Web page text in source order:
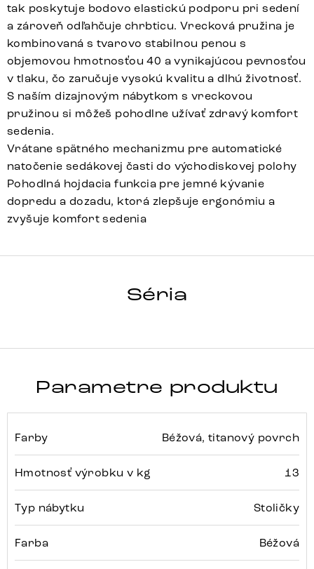
tak poskytuje bodovo elastickú podporu pri sedení
a zároveň odľahčuje chrbticu. Vrecková pružina je
kombinovaná s tvarovo stabilnou penou s
objemovou hmotnosťou 40 a vynikajúcou pevnosťou
v tlaku, čo zaručuje vysokú kvalitu a dlhú životnosť.
S naším dizajnovým nábytkom s vreckovou
pružinou si môžeš pohodlne užívať zdravý komfort
sedenia.
Vrátane spätného mechanizmu pre automatické
natočenie sedákovej časti do východiskovej polohy
Pohodlná hojdacia funkcia pre jemné kývanie
dopredu a dozadu, ktorá zlepšuje ergonómiu a
zvyšuje komfort sedenia
Séria
PEJO-FLEX
Parametre produktu
Farby Béžová, titanový povrch
Hmotnosť výrobku v kg 13
Typ nábytku Stoličky
Farba Béžová